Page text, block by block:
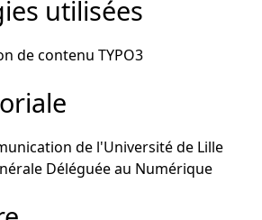
utilisées
de contenu TYPO3
de l'Université de Lille
Déléguée au Numérique